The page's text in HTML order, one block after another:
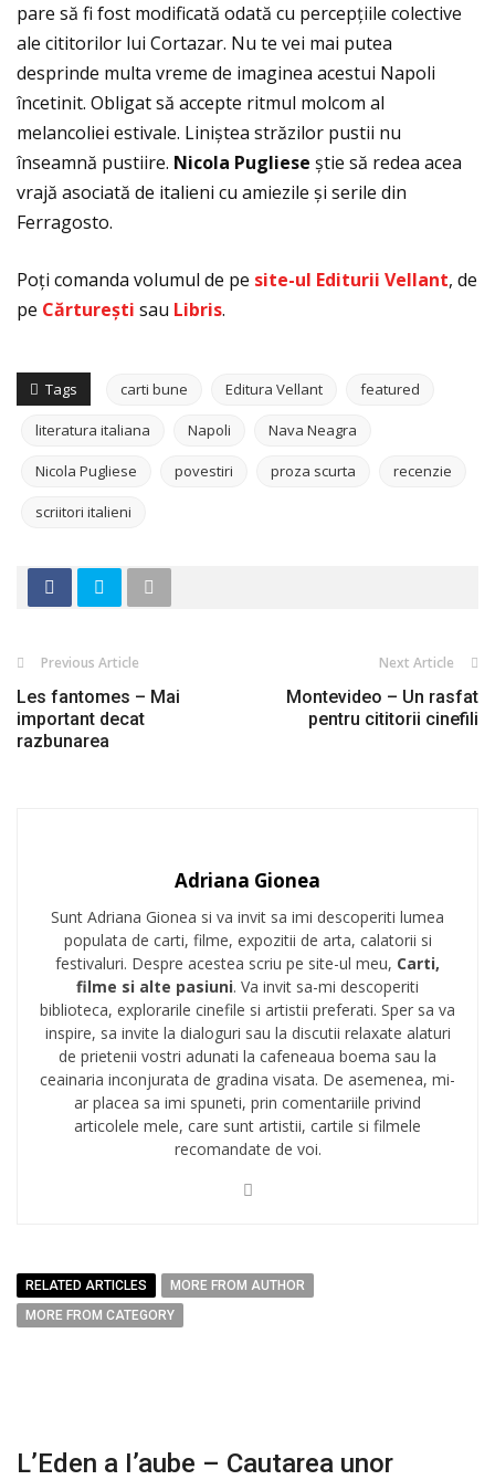
pare să fi fost modificată odată cu percepţiile colective
ale cititorilor lui Cortazar. Nu te vei mai putea
desprinde multa vreme de imaginea acestui Napoli
încetinit. Obligat să accepte ritmul molcom al
melancoliei estivale. Liniștea străzilor pustii nu
înseamnă pustiire. Nicola Pugliese știe să redea acea
vrajă asociată de italieni cu amiezile și serile din
Ferragosto.
Poţi comanda volumul de pe site-ul Editurii Vellant, de
pe Cărturești sau Libris.
Tags carti bune Editura Vellant featured
literatura italiana Napoli Nava Neagra
Nicola Pugliese povestiri proza scurta recenzie
scriitori italieni
Previous Article
Les fantomes – Mai
important decat
razbunarea
Next Article
Montevideo – Un rasfat
pentru cititorii cinefili
Adriana Gionea
Sunt Adriana Gionea si va invit sa imi descoperiti lumea
populata de carti, filme, expozitii de arta, calatorii si
festivaluri. Despre acestea scriu pe site-ul meu, Carti,
filme si alte pasiuni. Va invit sa-mi descoperiti
biblioteca, explorarile cinefile si artistii preferati. Sper sa va
inspire, sa invite la dialoguri sau la discutii relaxate alaturi
de prietenii vostri adunati la cafeneaua boema sau la
ceainaria inconjurata de gradina visata. De asemenea, mi-
ar placea sa imi spuneti, prin comentariile privind
articolele mele, care sunt artistii, cartile si filmele
recomandate de voi.
RELATED ARTICLES
MORE FROM AUTHOR
MORE FROM CATEGORY
L’Eden a I’aube – Cautarea unor